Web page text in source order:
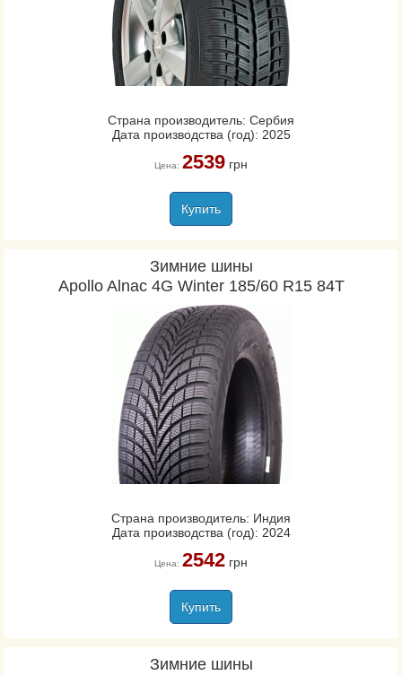
Страна производитель: Сербия
Дата производства (год): 2025
Цена: 2539грн
Купить
Зимние шины
Apollo Alnac 4G Winter 185/60 R15 84T
Страна производитель: Индия
Дата производства (год): 2024
Цена: 2542грн
Купить
Зимние шины